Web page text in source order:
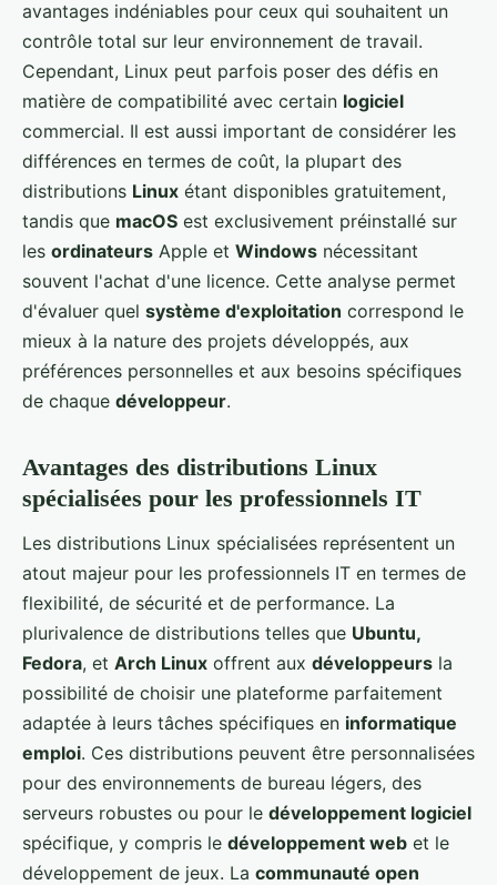
avantages indéniables pour ceux qui souhaitent un
contrôle total sur leur environnement de travail.
Cependant, Linux peut parfois poser des défis en
matière de compatibilité avec certain logiciel
commercial. Il est aussi important de considérer les
différences en termes de coût, la plupart des
distributions Linux étant disponibles gratuitement,
tandis que macOS est exclusivement préinstallé sur
les ordinateurs Apple et Windows nécessitant
souvent l'achat d'une licence. Cette analyse permet
d'évaluer quel système d'exploitation correspond le
mieux à la nature des projets développés, aux
préférences personnelles et aux besoins spécifiques
de chaque développeur.
Avantages des distributions Linux
spécialisées pour les professionnels IT
Les distributions Linux spécialisées représentent un
atout majeur pour les professionnels IT en termes de
flexibilité, de sécurité et de performance. La
plurivalence de distributions telles que Ubuntu,
Fedora, et Arch Linux offrent aux développeurs la
possibilité de choisir une plateforme parfaitement
adaptée à leurs tâches spécifiques en informatique
emploi. Ces distributions peuvent être personnalisées
pour des environnements de bureau légers, des
serveurs robustes ou pour le développement logiciel
spécifique, y compris le développement web et le
développement de jeux. La communauté open